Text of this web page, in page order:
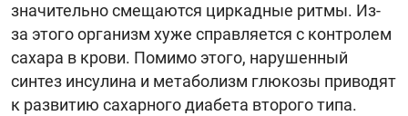
значительно смещаются циркадные ритмы. Из-
за этого организм хуже справляется с контролем
сахара в крови. Помимо этого, нарушенный
синтез инсулина и метаболизм глюкозы приводят
к развитию сахарного диабета второго типа.